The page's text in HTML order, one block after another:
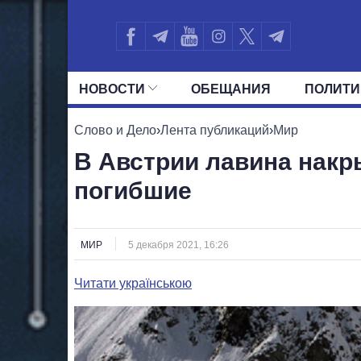
НОВОСТИ ОБЕЩАНИЯ
ВСЕ ПОЛИТИКИ ПРЕЗИДЕНТ И
Слово и Дело›Лента публикаций›Мир
В Австрии лавина
погибшие
МИР 5 декабря 2021, 16:26
Читати українською